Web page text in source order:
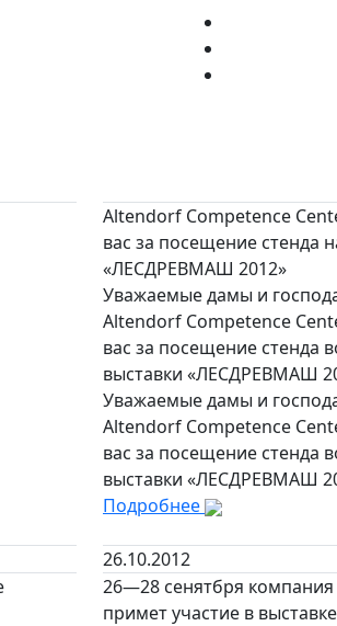
Altendorf Competence
вас за посещение стенда
«ЛЕСДРЕВМАШ 2012»
Уважаемые дамы и
Altendorf Competence
вас за посещение стенда
выставки «ЛЕСДРЕВМАШ
Уважаемые дамы и
Altendorf Competence
вас за посещение стенда
выставки «ЛЕСДРЕВМАШ
Подробнее
26.10.2012
26—28 сенятбря
примет участие в выставке